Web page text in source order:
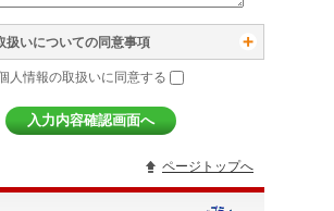
扱いについての同意事項
人情報の取扱いに同意する
ページトップへ